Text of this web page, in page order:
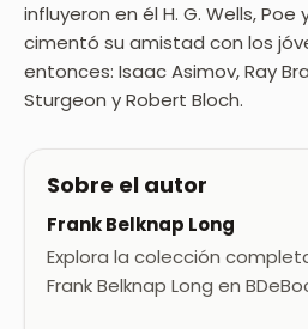
influyeron en él H. G. Wells,
cimentó su amistad con los
entonces: Isaac Asimov, Ray
Sturgeon y Robert Bloch.
Sobre el autor
Frank Belknap Long
Explora la colección
Frank Belknap Long en